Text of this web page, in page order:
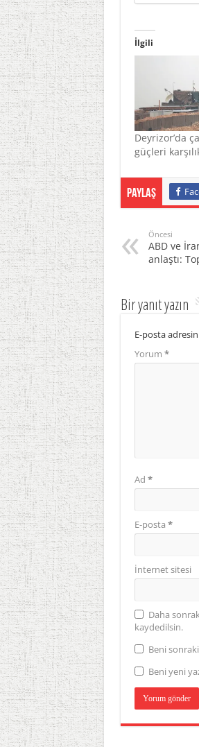
İlgili
Deyrizor’da
güçleri
Paylaş
Öncesi
ABD ve
anlaştı:
Bir yanıt yazın
E-posta
Yorum *
Ad *
E-posta *
İnternet sitesi
Daha
kaydedilsin.
Beni
Beni yeni